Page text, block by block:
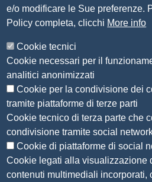
Amministrazione
Organizzazione
Bandi di concorso
Bandi di gara e contratti
Provvedimenti
Attività e procedimenti
Seguici su
e/o modificare le Sue preferenze.
Policy completa, clicchi More info
Cookie tecnici
Cookie necessari per il
analitici anonimizzati
Cookie per la condivisione dei
tramite piattaforme di terze parti
Cookie tecnico di terza parte che
condivisione tramite social
Cookie di piattaforme di social
Cookie legati alla visualizzazione
contenuti multimediali incorporati,